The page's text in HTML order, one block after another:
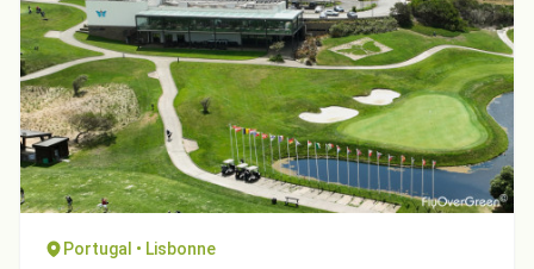
Portugal • Lisbonne